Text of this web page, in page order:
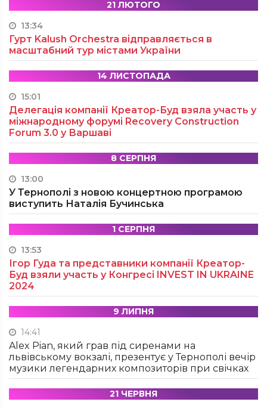
21 ЛЮТОГО
13:34
Гурт Kalush Orchestra відправляється в
масштабний тур містами України
14 ЛИСТОПАДА
15:01
Делегація компанії Креатор-Буд взяла участь у
міжнародному форумі Recovery Construction
Forum 3.0 у Варшаві
8 СЕРПНЯ
13:00
У Тернополі з новою концертною програмою
виступить Наталія Бучинська
1 СЕРПНЯ
13:53
Ігор Гуда та представники компанії Креатор-
Буд взяли участь у Конгресі INVEST IN UKRAINE
2024
9 ЛИПНЯ
14:41
Alex Pian, який грав під сиренами на
львівському вокзалі, презентує у Тернополі вечір
музики легендарних композиторів при свічках
21 ЧЕРВНЯ